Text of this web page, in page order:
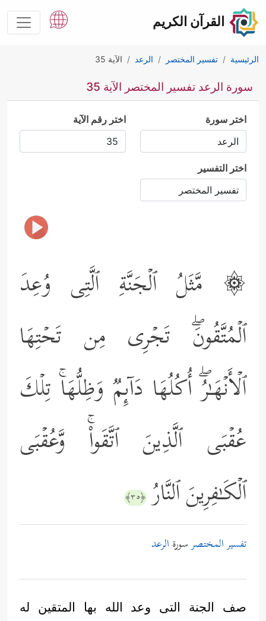
القرآن الكريم
الرئيسية تفسير المختصر الرعد الآية 35
سورة الرعد تفسير المختصر الآية 35
اختر سورة اختر رقم الآية
اختر التفسير
۞ مَّثَلُ ٱلۡجَنَّةِ ٱلَّتِی وُعِدَ
ٱلۡمُتَّقُونَۖ تَجۡرِی مِن تَحۡتِهَا
ٱلۡأَنۡهَـٰرُۖ أُكُلُهَا دَاۤىِٕمࣱ وَظِلُّهَاۚ تِلۡكَ
عُقۡبَى ٱلَّذِینَ ٱتَّقَواْۚ وَّعُقۡبَى
ٱلۡكَـٰفِرِینَ ٱلنَّارُ ﴿٣٥﴾
تفسير المختصرسورة الرعد
صف الجنة التى وعد الله بها المتقين له